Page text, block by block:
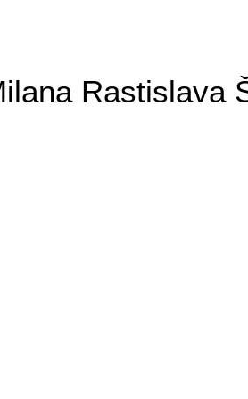
Rastislava